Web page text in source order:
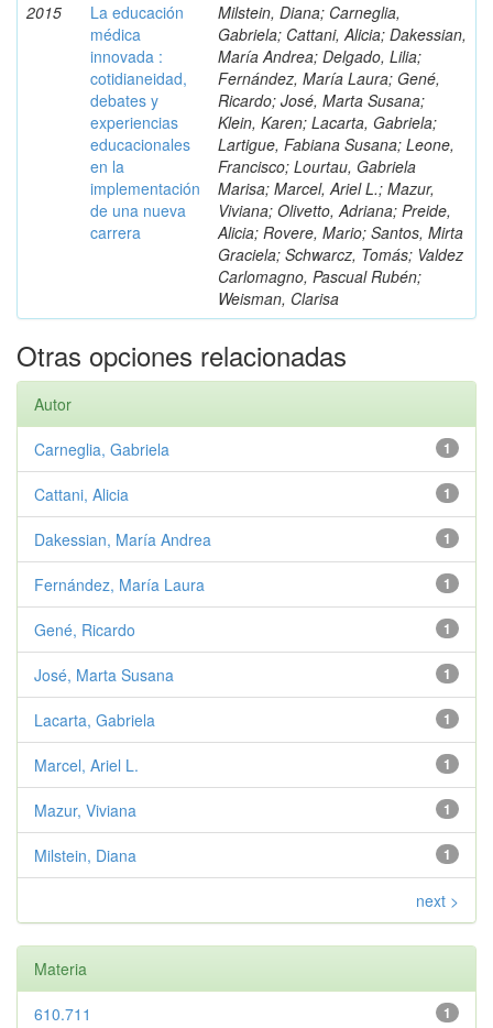
2015
La educación
médica
innovada :
cotidianeidad,
debates y
experiencias
educacionales
en la
implementación
de una nueva
carrera
Milstein, Diana; Carneglia,
Gabriela; Cattani, Alicia; Dakessian,
María Andrea; Delgado, Lilia;
Fernández, María Laura; Gené,
Ricardo; José, Marta Susana;
Klein, Karen; Lacarta, Gabriela;
Lartigue, Fabiana Susana; Leone,
Francisco; Lourtau, Gabriela
Marisa; Marcel, Ariel L.; Mazur,
Viviana; Olivetto, Adriana; Preide,
Alicia; Rovere, Mario; Santos, Mirta
Graciela; Schwarcz, Tomás; Valdez
Carlomagno, Pascual Rubén;
Weisman, Clarisa
Otras opciones relacionadas
Autor
1
Carneglia, Gabriela
1
Cattani, Alicia
1
Dakessian, María Andrea
1
Fernández, María Laura
1
Gené, Ricardo
1
José, Marta Susana
1
Lacarta, Gabriela
1
Marcel, Ariel L.
1
Mazur, Viviana
1
Milstein, Diana
next >
Materia
1
610.711